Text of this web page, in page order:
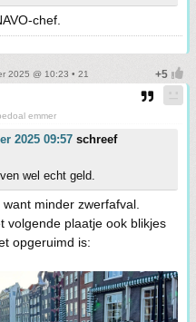
chef.
2025 @ 10:23 • 21
emmer
2025 09:57 schreef
wel echt geld.
minder zwerfafval.
volgende plaatje ook blikjes
opgeruimd is: